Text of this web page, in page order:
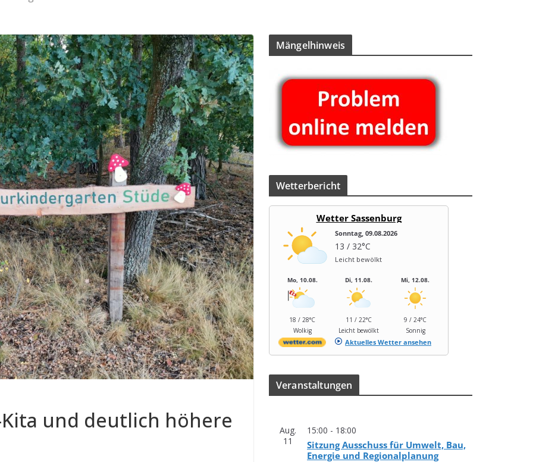
und deut­lich höhere
Män­gel­hin­weis
Wet­ter­be­richt
Wetter Sassenburg
Sonntag, 09.08.2026
13 / 32°C
Leicht bewölkt
Mo, 10.08.
18 / 28°C
Wolkig
Di, 11.08.
11 / 22°C
Leicht bewölkt
Mi, 12.08.
9 / 24°C
Sonnig
Aktuelles Wetter ansehen
Ver­an­stal­tun­gen
Aug.
11
15:00 - 18:00
Sit­zung Aus­schuss für Umwelt, Bau,
Ener­gie und Regionalplanung